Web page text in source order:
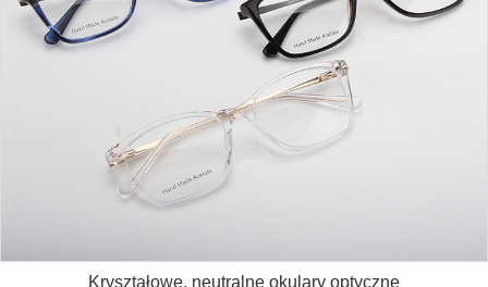
Kryształowe, neutralne okulary optyczne